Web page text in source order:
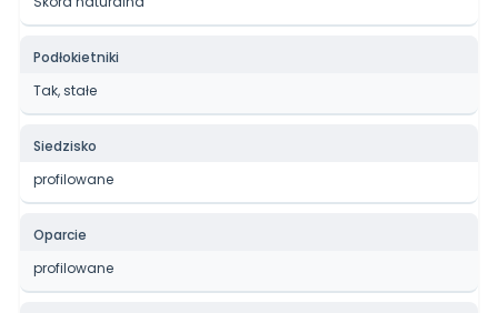
Podłokietniki
Tak, stałe
Siedzisko
profilowane
Oparcie
profilowane